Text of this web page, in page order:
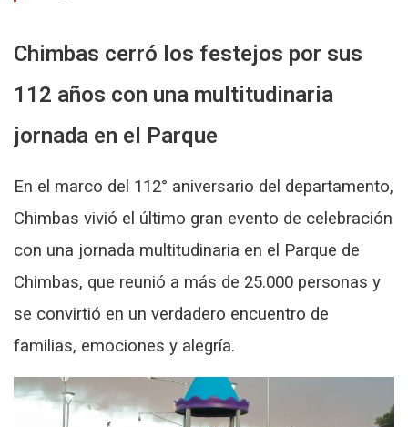
Chimbas cerró los festejos por sus
112 años con una multitudinaria
jornada en el Parque
En el marco del 112° aniversario del departamento,
Chimbas vivió el último gran evento de celebración
con una jornada multitudinaria en el Parque de
Chimbas, que reunió a más de 25.000 personas y
se convirtió en un verdadero encuentro de
familias, emociones y alegría.